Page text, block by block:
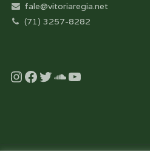
fale@vitoriaregia.net
(71) 3257-8282
Instagram
Facebook
Twitter
Soundcloud
YouTube